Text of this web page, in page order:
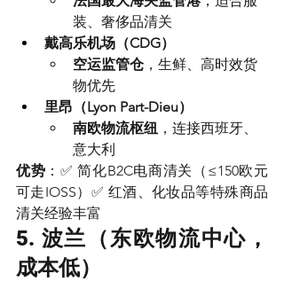
装、奢侈品清关
戴高乐机场（CDG）
空运监管仓 ，生鲜、高时效货
物优先
里昂（Lyon Part-Dieu）
南欧物流枢纽 ，连接西班牙、
意大利
优势 ：✅ 简化B2C电商清关（≤150欧元
可走IOSS）✅ 红酒、化妆品等特殊商品
清关经验丰富
5. 波兰（东欧物流中心，
成本低）